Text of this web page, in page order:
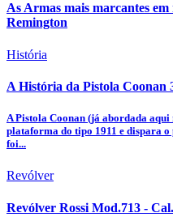
As Armas mais marcantes em
Remington
História
A História da Pistola Coonan
A Pistola Coonan (já abordada aqui
plataforma do tipo 1911 e dispara
foi...
Revólver
Revólver Rossi Mod.713 -